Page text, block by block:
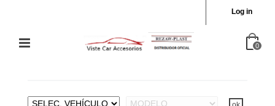
Log in
0